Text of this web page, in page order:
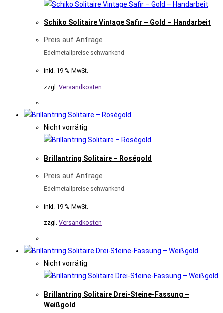
Schiko Solitaire Vintage Safir – Gold – Handarbeit
Preis auf Anfrage
Edelmetallpreise schwankend
inkl. 19 % MwSt.
zzgl. Versandkosten
Nicht vorrätig
Brillantring Solitaire – Roségold
Preis auf Anfrage
Edelmetallpreise schwankend
inkl. 19 % MwSt.
zzgl. Versandkosten
Nicht vorrätig
Brillantring Solitaire Drei-Steine-Fassung –
Weißgold